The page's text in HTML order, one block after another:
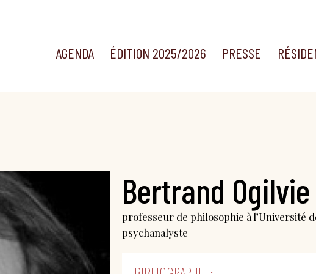
AGENDA ÉDITION 2025/2026 PRESSE
Bertrand Ogilvie
professeur de philosophie à l’Université
psychanalyste